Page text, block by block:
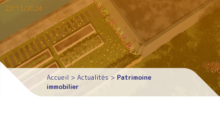
22/11/2024
Accueil > Actualités > Patrimoine
immobilier